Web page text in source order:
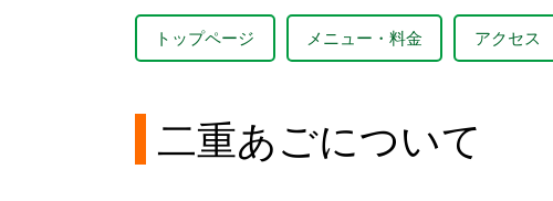
トップページ メニュー・料金 アクセス
二重あごについて